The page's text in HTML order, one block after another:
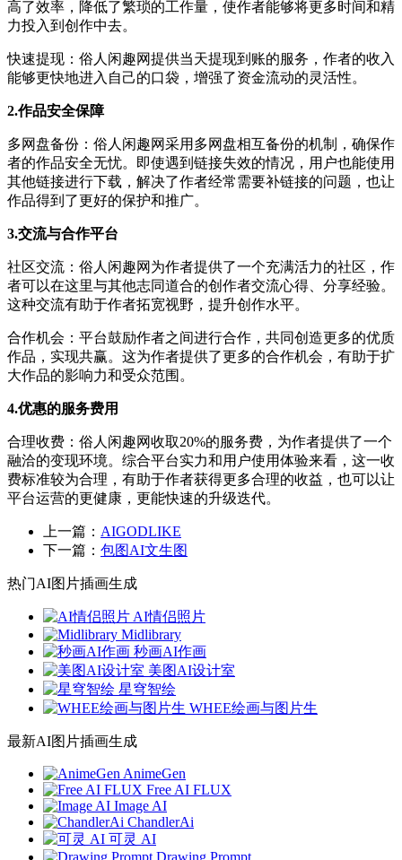
高了效率，降低了繁琐的工作量，使作者能够将更多时间和精
力投入到创作中去。
快速提现：俗人闲趣网提供当天提现到账的服务，作者的收入
能够更快地进入自己的口袋，增强了资金流动的灵活性。
2.作品安全保障
多网盘备份：俗人闲趣网采用多网盘相互备份的机制，确保作
者的作品安全无忧。即使遇到链接失效的情况，用户也能使用
其他链接进行下载，解决了作者经常需要补链接的问题，也让
作品得到了更好的保护和推广。
3.交流与合作平台
社区交流：俗人闲趣网为作者提供了一个充满活力的社区，作
者可以在这里与其他志同道合的创作者交流心得、分享经验。
这种交流有助于作者拓宽视野，提升创作水平。
合作机会：平台鼓励作者之间进行合作，共同创造更多的优质
作品，实现共赢。这为作者提供了更多的合作机会，有助于扩
大作品的影响力和受众范围。
4.优惠的服务费用
合理收费：俗人闲趣网收取20%的服务费，为作者提供了一个
融洽的变现环境。综合平台实力和用户使用体验来看，这一收
费标准较为合理，有助于作者获得更多合理的收益，也可以让
平台运营的更健康，更能快速的升级迭代。
上一篇： AIGODLIKE
下一篇： 包图AI文生图
热门AI图片插画生成
AI情侣照片
Midlibrary
秒画AI作画
美图AI设计室
星穹智绘
WHEE绘画与图片生
最新AI图片插画生成
AnimeGen
Free AI FLUX
Image AI
ChandlerAi
可灵 AI
Drawing Prompt